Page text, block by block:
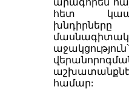
հետ
համար: